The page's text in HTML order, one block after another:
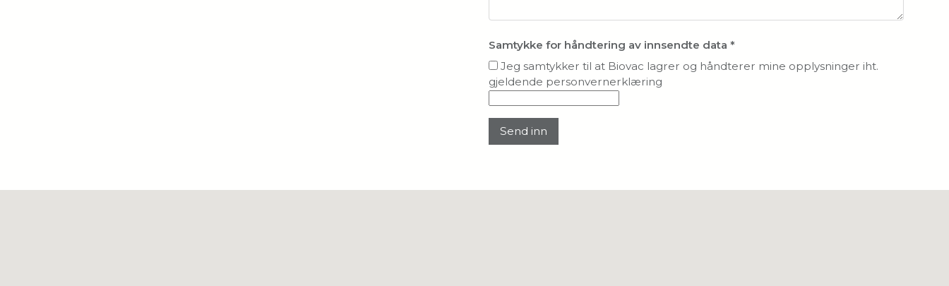
Samtykke for håndtering av innsendte data *
Jeg samtykker til at Biovac lagrer og håndterer mine opplysninger iht.
gjeldende personvernerklæring